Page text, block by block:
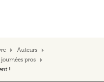
Auteurs
journées pros
!